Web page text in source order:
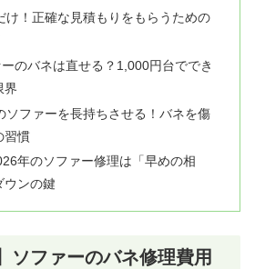
け！正確な見積もりをもらうための
のバネは直せる？1,000円台ででき
界
ソファーを長持ちさせる！バネを傷
習慣
年のソファー修理は「早めの相
ウンの鍵
ソファーのバネ修理費用